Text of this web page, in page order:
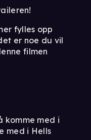
fylles opp
er noe du vil
filmen
komme med i
med i Hells